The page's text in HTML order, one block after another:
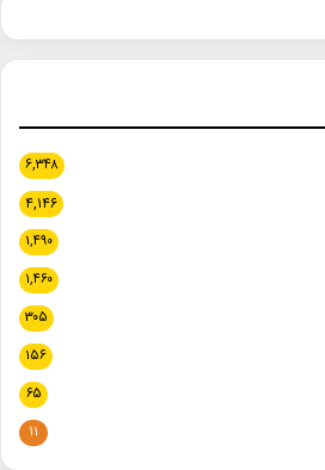
۶,۳۴۸
۴,۱۴۶
۱,۴۹۰
۱,۴۶۰
۳۰۵
۱۵۶
۶۵
۱۱